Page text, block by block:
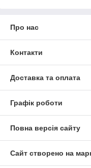
Про нас
Контакти
Доставка та оплата
Графік роботи
Повна версія сайту
Сайт створено на